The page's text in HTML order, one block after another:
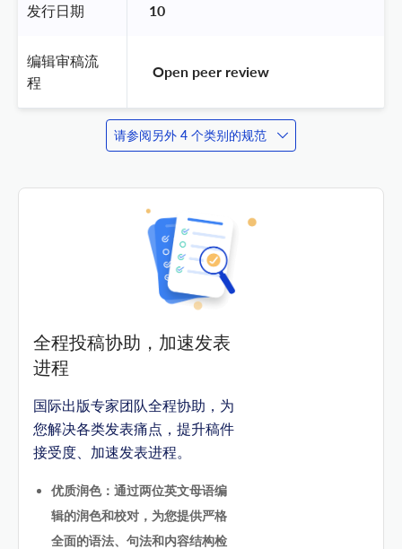
发行日期 10
编辑审稿流
程
Open peer review
请参阅另外 4 个类别的规范
全程投稿协助，加速发表
进程
国际出版专家团队全程协助，为
您解决各类发表痛点，提升稿件
接受度、加速发表进程。
优质润色：通过两位英文母语编
辑的润色和校对，为您提供严格
全面的语法、句法和内容结构检